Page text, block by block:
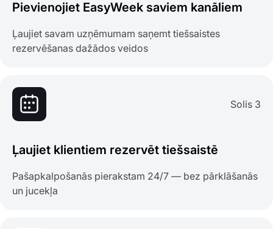
Pievienojiet EasyWeek saviem kanāliem
Ļaujiet savam uzņēmumam saņemt tiešsaistes
rezervēšanas dažādos veidos
Solis 3
Ļaujiet klientiem rezervēt tiešsaistē
Pašapkalpošanās pierakstam 24/7 — bez pārklāšanās
un jucekļa